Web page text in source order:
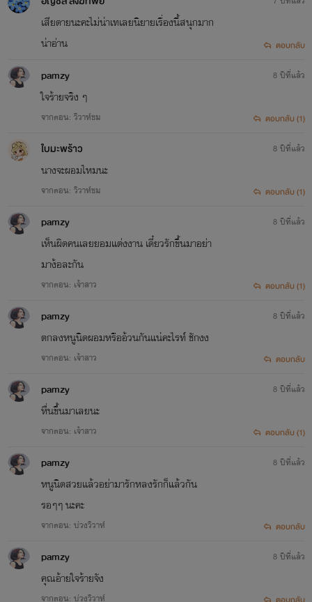
เสียดายนะคะไม่น่าเทเลยนิยายเรื่องนี้สนุกมาก
น่าอ่าน
ตอบกลับ
pamzy
ใจร้ายจริง ๆ
จากตอน: วิวาห์ขม
8 ปีที่แล้ว
ตอบกลับ (1)
ใบมะพร้าว
นางจะผอมไหมนะ
จากตอน: วิวาห์ขม
8 ปีที่แล้ว
ตอบกลับ (1)
pamzy
เห็นผิดคนเลยยอมแต่งงาน เดี๋ยวรักขึ้นมาอย่า
มาง้อละกัน
จากตอน: เจ้าสาว
8 ปีที่แล้ว
ตอบกลับ (1)
pamzy
ตกลงหนูนิดผอมหรืออ้วนกันแน่คะไรท์ ชักงง
จากตอน: เจ้าสาว
8 ปีที่แล้ว
ตอบกลับ
pamzy
หื่นขึ้นมาเลยนะ
จากตอน: เจ้าสาว
8 ปีที่แล้ว
ตอบกลับ (1)
pamzy
หนูนิดสวยแล้วอย่ามารักหลงรักก็แล้วกัน
รอๆๆ นะคะ
จากตอน: บ่วงวิวาห์
8 ปีที่แล้ว
ตอบกลับ
pamzy
คุณอ้ายใจร้ายจัง
จากตอน: บ่วงวิวาห์
8 ปีที่แล้ว